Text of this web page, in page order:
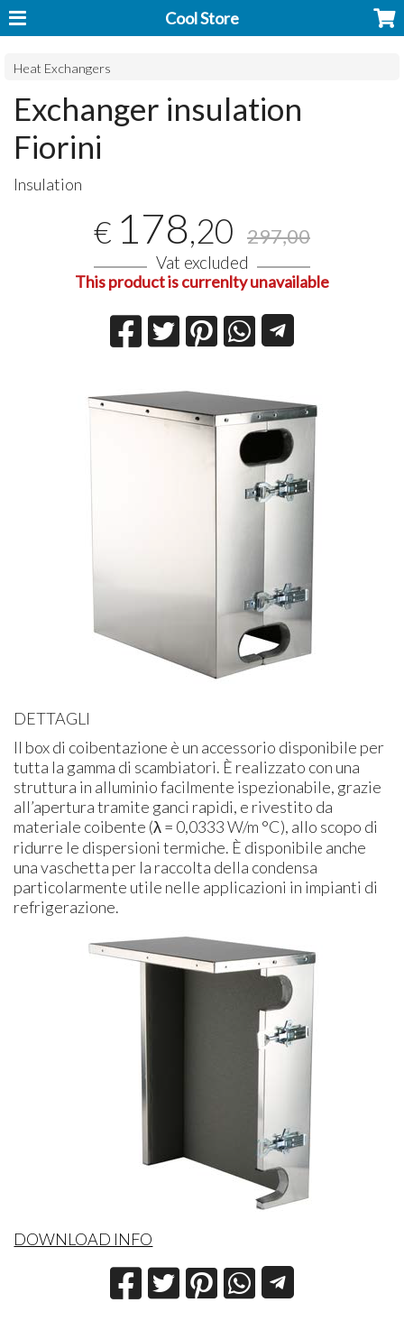
Cool Store
Heat Exchangers
Exchanger insulation
Fiorini
Insulation
€ 178,20 297,00
Vat excluded
This product is currenlty unavailable
DETTAGLI
Il box di coibentazione è un accessorio disponibile per
tutta la gamma di scambiatori. È realizzato con una
struttura in alluminio facilmente ispezionabile, grazie
all’apertura tramite ganci rapidi, e rivestito da
materiale coibente (λ = 0,0333 W/m °C), allo scopo di
ridurre le dispersioni termiche. È disponibile anche
una vaschetta per la raccolta della condensa
particolarmente utile nelle applicazioni in impianti di
refrigerazione.
DOWNLOAD INFO